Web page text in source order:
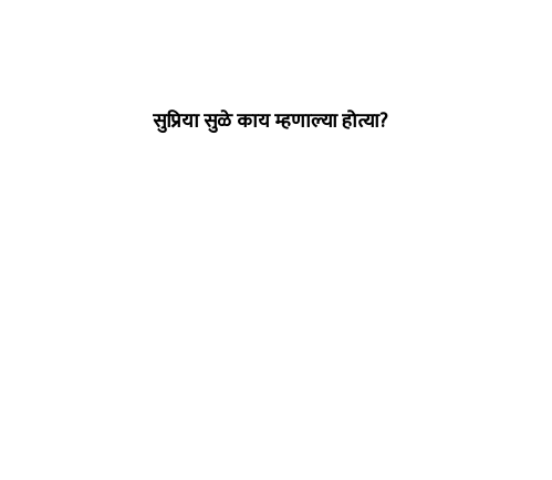
सुप्रिया सुळे काय म्हणाल्या होत्या?